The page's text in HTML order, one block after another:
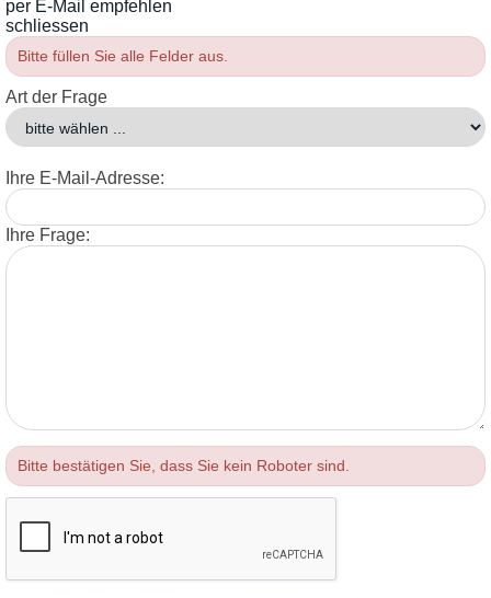
per E-Mail empfehlen
schliessen
Bitte füllen Sie alle Felder aus.
Art der Frage
Ihre E-Mail-Adresse:
Ihre Frage:
Bitte bestätigen Sie, dass Sie kein Roboter sind.